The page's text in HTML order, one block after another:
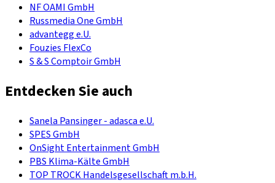
NF OAMI GmbH
Russmedia One GmbH
advantegg e.U.
Fouzies FlexCo
S & S Comptoir GmbH
Entdecken Sie auch
Sanela Pansinger - adasca e.U.
SPES GmbH
OnSight Entertainment GmbH
PBS Klima-Kälte GmbH
TOP TROCK Handelsgesellschaft m.b.H.